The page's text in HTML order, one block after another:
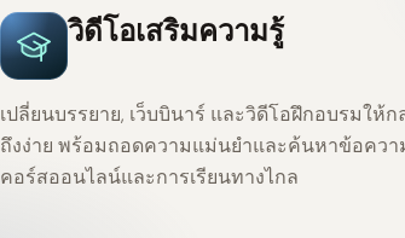
วิดีโอเสริมความรู้
เปลี่ยนบรรยาย, เว็บบินาร์ และวิดีโอฝึกอบรมให้ก
ถึงง่าย พร้อมถอดความแม่นยำและค้นหาข้อควา
คอร์สออนไลน์และการเรียนทางไกล